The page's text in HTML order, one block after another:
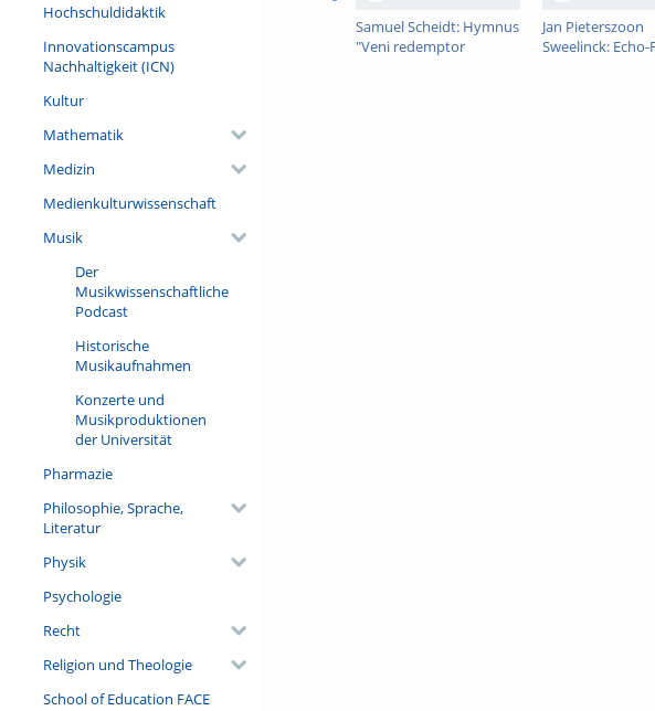
Hochschuldidaktik
Innovationscampus
Nachhaltigkeit (ICN)
Kultur
Mathematik
Medizin
Medienkulturwissenschaft
Musik
Der
Musikwissenschaftliche
Podcast
Historische
Musikaufnahmen
Konzerte und
Musikproduktionen
der Universität
Pharmazie
Philosophie, Sprache,
Literatur
Physik
Psychologie
Recht
Religion und Theologie
School of Education FACE
Samuel Scheidt: Hymnus
"Veni redemptor
Jan Pieterszoon
Sweelinck: Echo-